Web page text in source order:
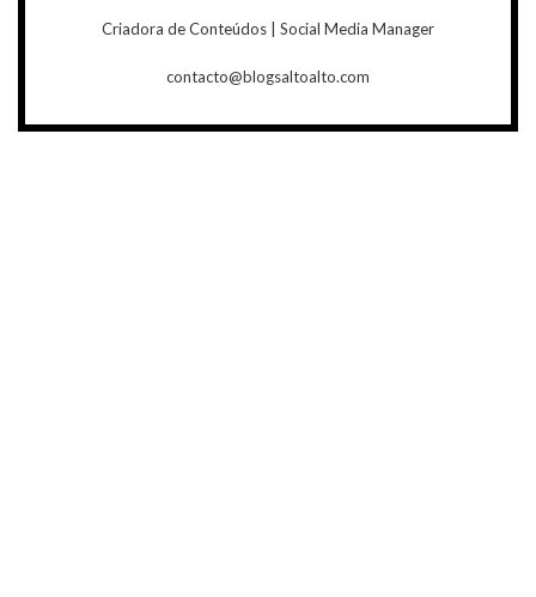
Criadora de Conteúdos | Social Media Manager
contacto@blogsaltoalto.com